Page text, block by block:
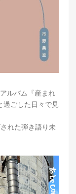
ルバム『産まれ
過ごした日々で見
れた弾き語り未